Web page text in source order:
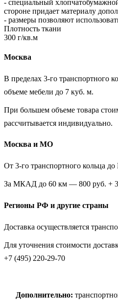
- специальный
стороне придает материалу
- размеры позволяют
Плотность ткани
300 г/кв.м
Москва
В пределах 3-го транспортного
объеме мебели до 7 куб. м.
При большем объеме товара
рассчитывается индивидуально.
Москва и МО
От 3-го транспортного кольца
За МКАД до 60 км — 800 руб. +
Регионы РФ и другие страны
Доставка осуществляется
Для уточнения стоимости
+7 (495) 220-29-70
Дополнительно: